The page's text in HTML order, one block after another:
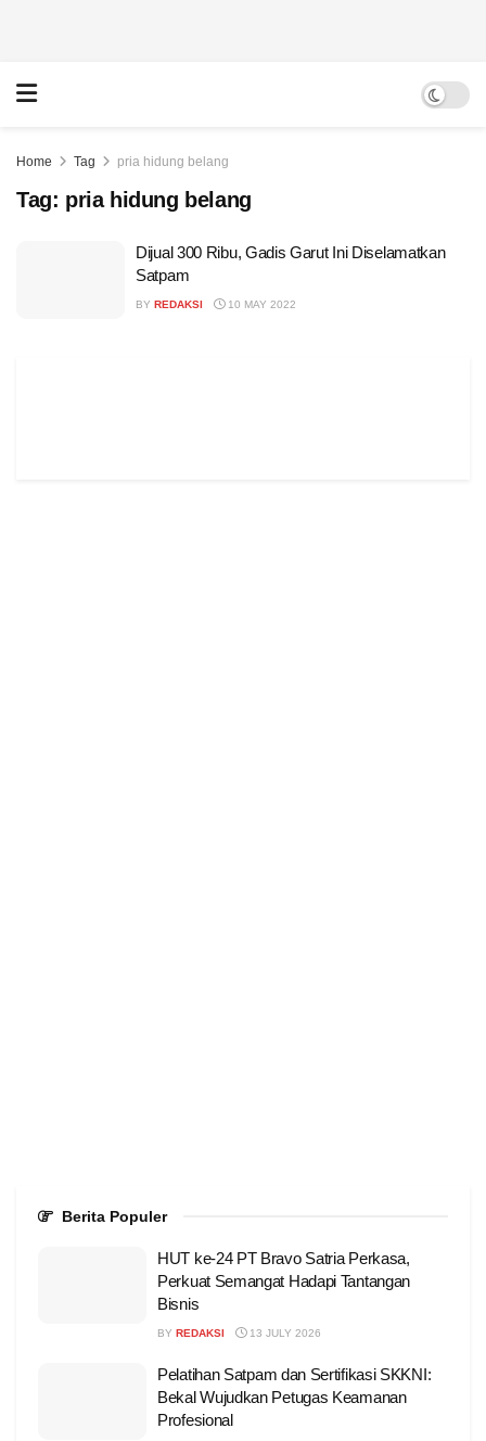
Home Tag pria hidung belang
Tag: pria hidung belang
Dijual 300 Ribu, Gadis Garut Ini Diselamatkan
Satpam
BY REDAKSI 10 MAY 2022
Berita Populer
HUT ke-24 PT Bravo Satria Perkasa,
Perkuat Semangat Hadapi Tantangan
Bisnis
BY REDAKSI 13 JULY 2026
Pelatihan Satpam dan Sertifikasi SKKNI:
Bekal Wujudkan Petugas Keamanan
Profesional